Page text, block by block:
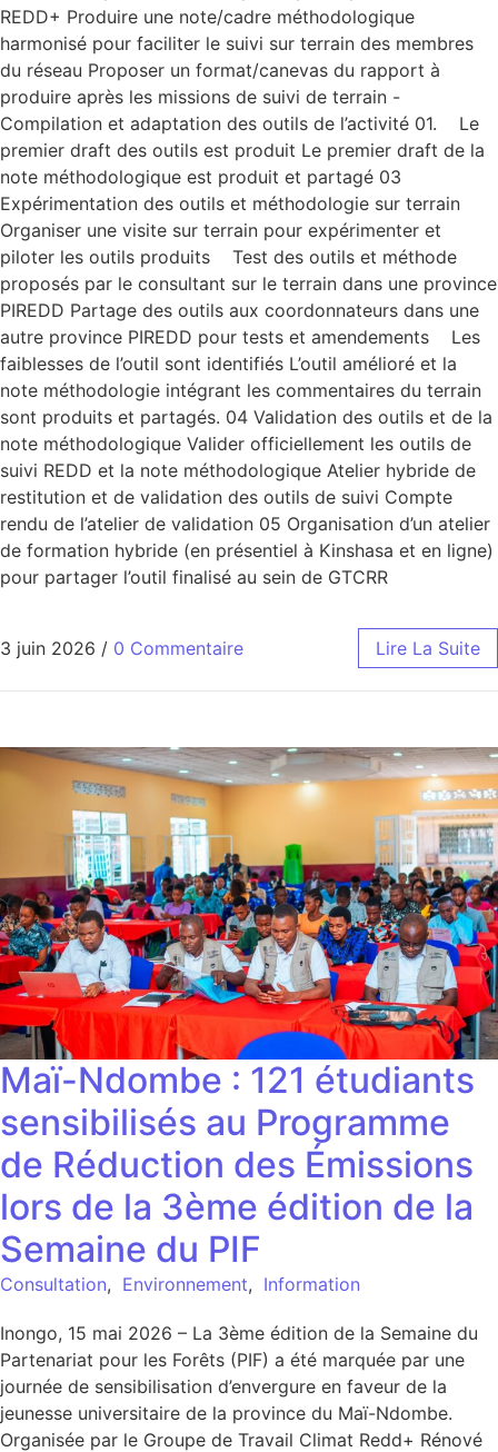
REDD+ Produire une note/cadre méthodologique
harmonisé pour faciliter le suivi sur terrain des membres
du réseau Proposer un format/canevas du rapport à
produire après les missions de suivi de terrain -
Compilation et adaptation des outils de l’activité 01. Le
premier draft des outils est produit Le premier draft de la
note méthodologique est produit et partagé 03
Expérimentation des outils et méthodologie sur terrain
Organiser une visite sur terrain pour expérimenter et
piloter les outils produits Test des outils et méthode
proposés par le consultant sur le terrain dans une province
PIREDD Partage des outils aux coordonnateurs dans une
autre province PIREDD pour tests et amendements Les
faiblesses de l’outil sont identifiés L’outil amélioré et la
note méthodologie intégrant les commentaires du terrain
sont produits et partagés. 04 Validation des outils et de la
note méthodologique Valider officiellement les outils de
suivi REDD et la note méthodologique Atelier hybride de
restitution et de validation des outils de suivi Compte
rendu de l’atelier de validation 05 Organisation d’un atelier
de formation hybride (en présentiel à Kinshasa et en ligne)
pour partager l’outil finalisé au sein de GTCRR
3 juin 2026 / 0 Commentaire Lire La Suite
Maï-Ndombe : 121 étudiants
sensibilisés au Programme
de Réduction des Émissions
lors de la 3ème édition de la
Semaine du PIF
Consultation, Environnement, Information
Inongo, 15 mai 2026 – La 3ème édition de la Semaine du
Partenariat pour les Forêts (PIF) a été marquée par une
journée de sensibilisation d’envergure en faveur de la
jeunesse universitaire de la province du Maï-Ndombe.
Organisée par le Groupe de Travail Climat Redd+ Rénové